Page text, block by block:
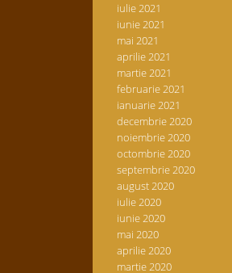
iulie 2021
iunie 2021
mai 2021
aprilie 2021
martie 2021
februarie 2021
ianuarie 2021
decembrie 2020
noiembrie 2020
octombrie 2020
septembrie 2020
august 2020
iulie 2020
iunie 2020
mai 2020
aprilie 2020
martie 2020